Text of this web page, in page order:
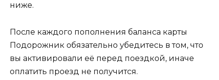
ниже.
После каждого пополнения баланса карты
Подорожник обязательно убедитесь в том, что
вы активировали её перед поездкой, иначе
оплатить проезд не получится.